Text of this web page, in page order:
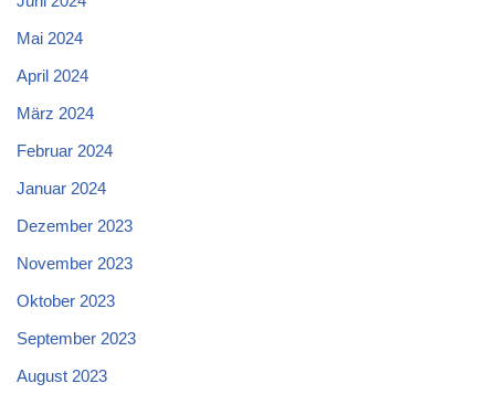
Mai 2024
April 2024
März 2024
Februar 2024
Januar 2024
Dezember 2023
November 2023
Oktober 2023
September 2023
August 2023